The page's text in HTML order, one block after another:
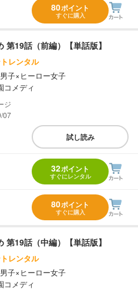
80ポイント
すぐに購入
第19話（前編）【単話版】
レンタル
子×ヒーロー女子
コメディ
07
試し読み
32ポイント
すぐにレンタル
80ポイント
すぐに購入
第19話（中編）【単話版】
レンタル
子×ヒーロー女子
コメディ